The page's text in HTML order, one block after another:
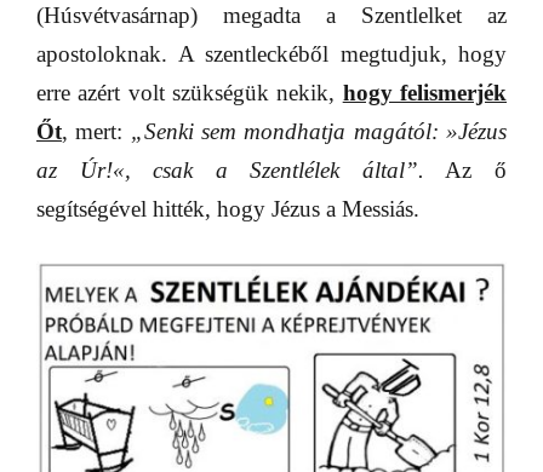
(Húsvétvasárnap) megadta a Szentlelket az
apostoloknak. A szentleckéből megtudjuk, hogy
erre azért volt szükségük nekik, hogy felismerjék
Őt, mert: „Senki sem mondhatja magától:»Jézus
az Úr!«, csak a Szentlélek által”. Az ő
segítségével hitték, hogy Jézus a Messiás.